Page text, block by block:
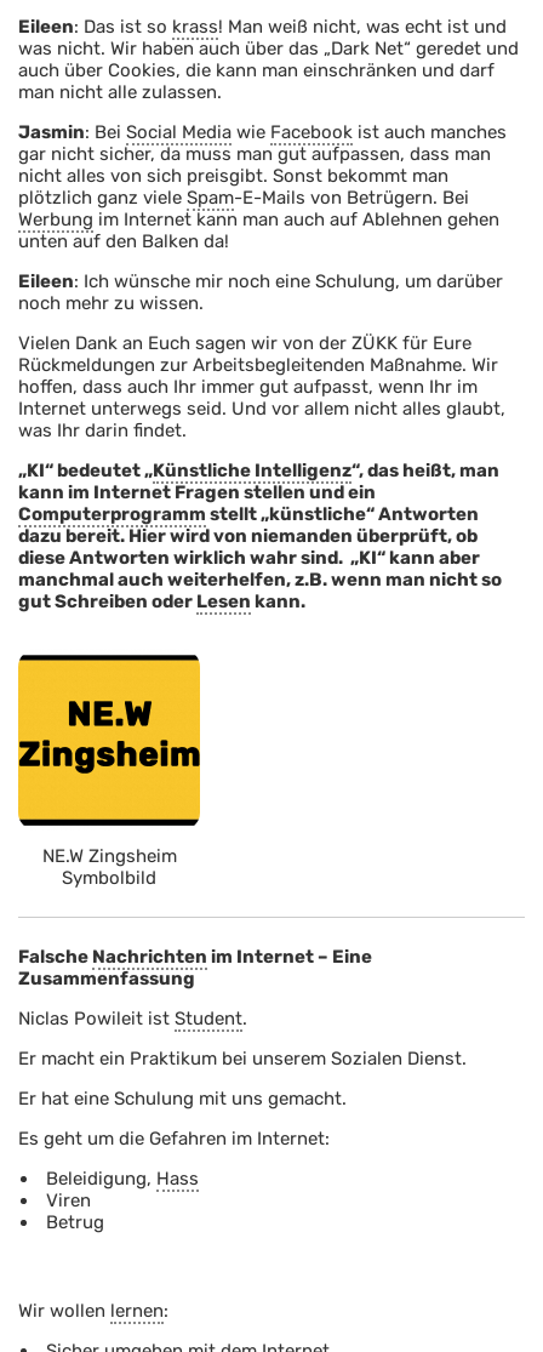
Eileen: Das ist so krass! Man weiß nicht, was echt ist und
was nicht. Wir haben auch über das „Dark Net“ geredet und
auch über Cookies, die kann man einschränken und darf
man nicht alle zulassen.
Jasmin: Bei Social Media wie Facebook ist auch manches
gar nicht sicher, da muss man gut aufpassen, dass man
nicht alles von sich preisgibt. Sonst bekommt man
plötzlich ganz viele Spam-E-Mails von Betrügern. Bei
Werbung im Internet kann man auch auf Ablehnen gehen
unten auf den Balken da!
Eileen: Ich wünsche mir noch eine Schulung, um darüber
noch mehr zu wissen.
Vielen Dank an Euch sagen wir von der ZÜKK für Eure
Rückmeldungen zur Arbeitsbegleitenden Maßnahme. Wir
hoffen, dass auch Ihr immer gut aufpasst, wenn Ihr im
Internet unterwegs seid. Und vor allem nicht alles glaubt,
was Ihr darin findet.
„KI“ bedeutet „Künstliche Intelligenz“, das heißt, man
kann im Internet Fragen stellen und ein
Computerprogramm stellt „künstliche“ Antworten
dazu bereit. Hier wird von niemanden überprüft, ob
diese Antworten wirklich wahr sind. „KI“ kann aber
manchmal auch weiterhelfen, z.B. wenn man nicht so
gut Schreiben oder Lesen kann.
NE.W Zingsheim
Symbolbild
Falsche Nachrichten im Internet – Eine
Zusammenfassung
Niclas Powileit ist Student.
Er macht ein Praktikum bei unserem Sozialen Dienst.
Er hat eine Schulung mit uns gemacht.
Es geht um die Gefahren im Internet:
Beleidigung, Hass
Viren
Betrug
Wir wollen lernen: